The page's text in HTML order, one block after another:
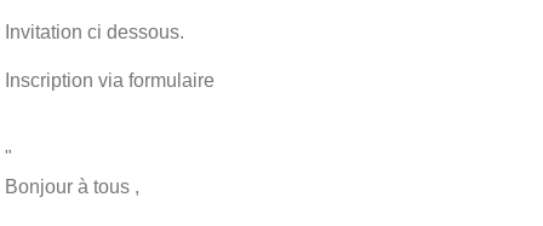
Invitation ci dessous.
Inscription via formulaire
"
Bonjour à tous ,